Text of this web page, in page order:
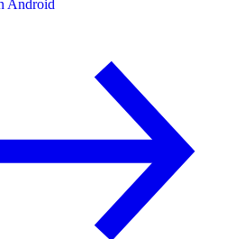
Android